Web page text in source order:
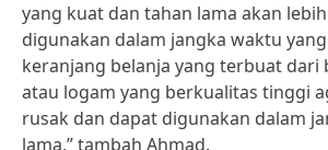
yang kuat dan tahan lama akan
digunakan dalam jangka waktu yang
keranjang belanja yang terbuat dari
atau logam yang berkualitas tinggi
rusak dan dapat digunakan dalam
lama,” tambah Ahmad.